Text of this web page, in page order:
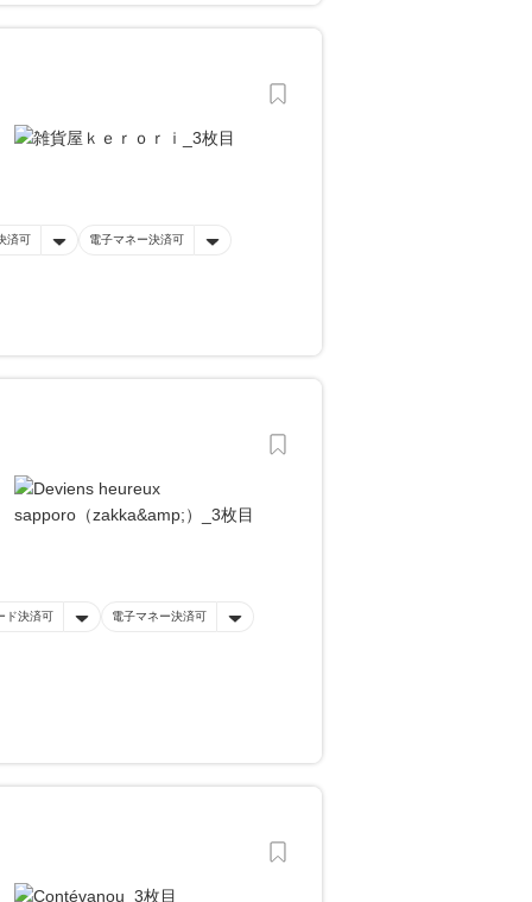
済可 電子マネー決済可
ド決済可 電子マネー決済可